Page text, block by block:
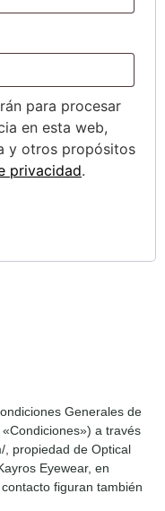
para procesar
en esta web,
y otros propósitos
privacidad.
Generales de
a través
, propiedad de Optical
Eyewear, en
figuran también